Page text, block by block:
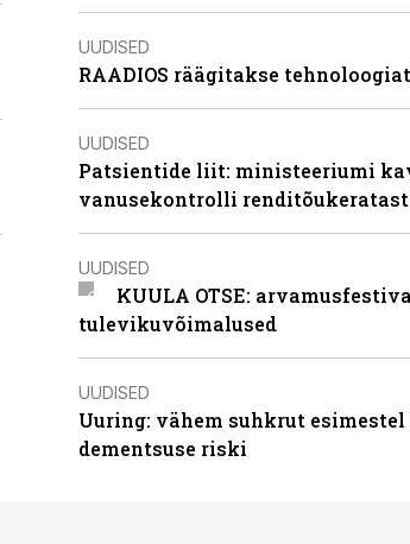
UUDISED
RAADIOS räägitakse
UUDISED
Patsientide liit: ministeeriumi
vanusekontrolli
UUDISED
KUULA OTSE:
tulevikuvõimalused
UUDISED
Uuring: vähem suhkrut
dementsuse riski